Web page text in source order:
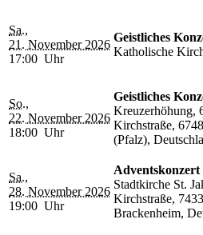
Sa.,
21. November 2026
17:00 Uhr
Geistliches
Katholische
So.,
22. November 2026
18:00 Uhr
Geistliches
Kreuzerhöhung,
Kirchstraße,
(Pfalz),
Sa.,
28. November 2026
19:00 Uhr
Stadtkirche St.
Kirchstraße,
Brackenheim,